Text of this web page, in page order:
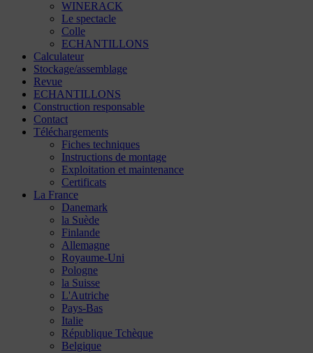
WINERACK
Le spectacle
Colle
ECHANTILLONS
Calculateur
Stockage/assemblage
Revue
ECHANTILLONS
Construction responsable
Contact
Téléchargements
Fiches techniques
Instructions de montage
Exploitation et maintenance
Certificats
La France
Danemark
la Suède
Finlande
Allemagne
Royaume-Uni
Pologne
la Suisse
L'Autriche
Pays-Bas
Italie
République Tchèque
Belgique